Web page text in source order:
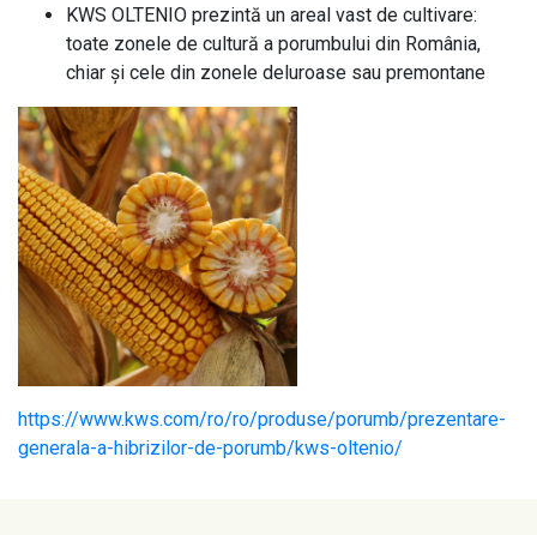
KWS OLTENIO prezintă un areal vast de cultivare:
toate zonele de cultură a porumbului din România,
chiar și cele din zonele deluroase sau premontane
https://www.kws.com/ro/ro/produse/porumb/prezentare-
generala-a-hibrizilor-de-porumb/kws-oltenio/